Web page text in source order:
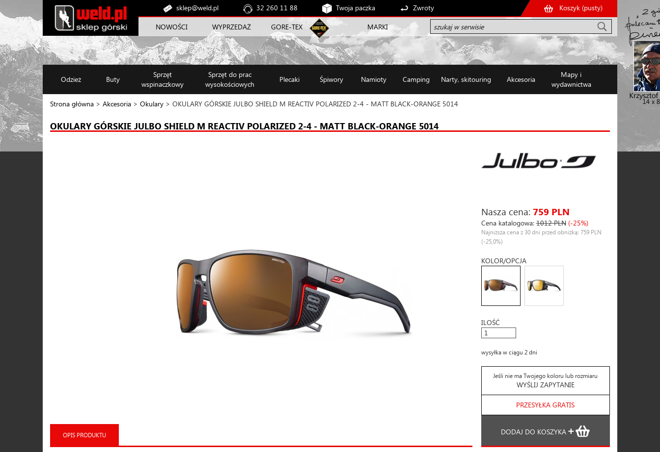
sklep@weld.pl 32 260 11 88 Twoja paczka Zwroty Koszyk (pusty)
NOWOŚCI WYPRZEDAŻ GORE-TEX MARKI
Odzież Buty
Sprzęt
wspinaczkowy
Sprzęt do prac
wysokościowych
Plecaki Śpiwory Namioty Camping Narty, skitouring Akcesoria
Mapy i
wydawnictwa
Strona główna > Akcesoria > Okulary > OKULARY GÓRSKIE JULBO SHIELD M REACTIV POLARIZED 2-4 - MATT BLACK-ORANGE 5014
OKULARY GÓRSKIE JULBO SHIELD M REACTIV POLARIZED 2-4 - MATT BLACK-ORANGE 5014
OPIS PRODUKTU
Nasza cena: 759 PLN
Cena katalogowa:1012 PLN (-25%)
Najniższa cena z 30 dni przed obniżką: 759 PLN
(-25,0%)
KOLOR/OPCJA
ILOŚĆ
wysyłka w ciągu 2 dni
Jeśli nie ma Twojego koloru lub rozmiaru
WYŚLIJ ZAPYTANIE
PRZESYŁKA GRATIS
DODAJ DO KOSZYKA